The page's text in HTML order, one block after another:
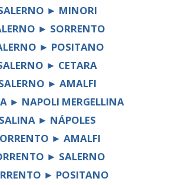
► MINORI
► SORRENTO
► POSITANO
► CETARA
► AMALFI
► NAPOLI MERGELLINA
SALINA ► NÁPOLES
► AMALFI
► SALERNO
► POSITANO